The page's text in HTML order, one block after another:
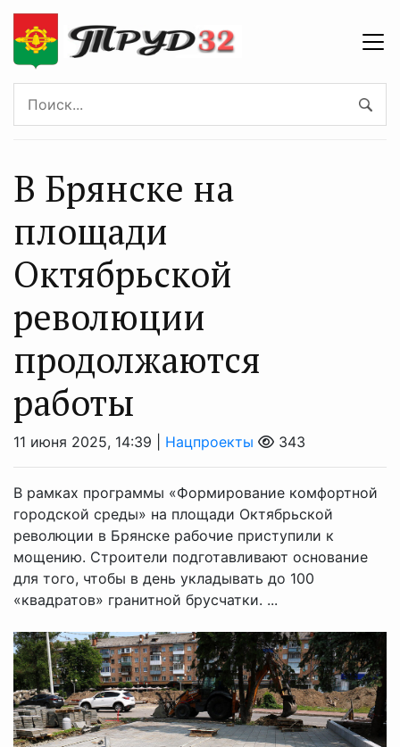
В Брянске на
площади
Октябрьской
революции
продолжаются
работы
11 июня 2025, 14:39 | Нацпроекты 343
В рамках программы «Формирование комфортной
городской среды» на площади Октябрьской
революции в Брянске рабочие приступили к
мощению. Строители подготавливают основание
для того, чтобы в день укладывать до 100
«квадратов» гранитной брусчатки. ...